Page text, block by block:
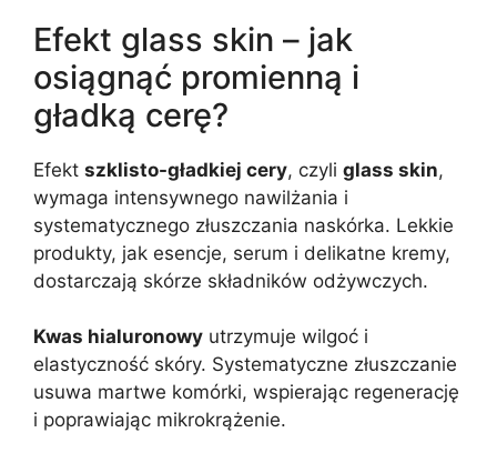
Efekt glass skin – jak
osiągnąć promienną i
gładką cerę?
Efekt szklisto-gładkiej cery, czyli glass skin,
wymaga intensywnego nawilżania i
systematycznego złuszczania naskórka. Lekkie
produkty, jak esencje, serum i delikatne kremy,
dostarczają skórze składników odżywczych.
Kwas hialuronowy utrzymuje wilgoć i
elastyczność skóry. Systematyczne złuszczanie
usuwa martwe komórki, wspierając regenerację
i poprawiając mikrokrążenie.